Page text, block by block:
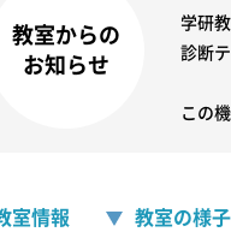
教室からの
お知らせ
学研
診断
この
室情報 教室の様子